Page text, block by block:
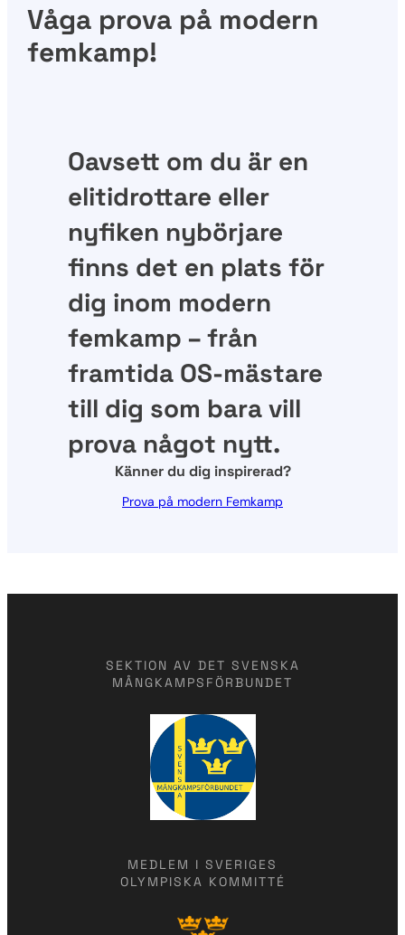
Våga prova på modern
femkamp!
Oavsett om du är en
elitidrottare eller
nyfiken nybörjare
finns det en plats för
dig inom modern
femkamp – från
framtida OS-mästare
till dig som bara vill
prova något nytt.
Känner du dig inspirerad?
Prova på modern Femkamp
SEKTION AV DET SVENSKA
MÅNGKAMPSFÖRBUNDET
MEDLEM I SVERIGES
OLYMPISKA KOMMITTÉ